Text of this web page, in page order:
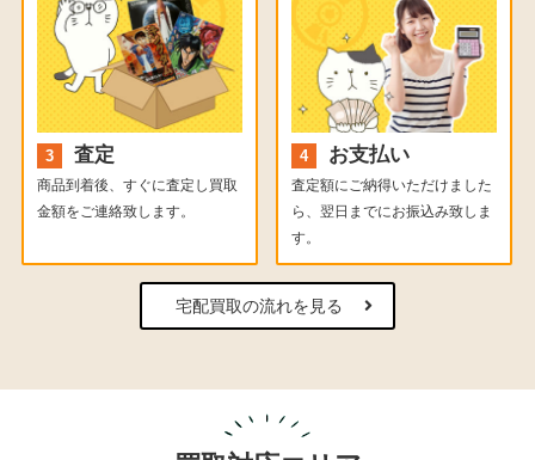
査定
商品到着後、すぐに査定し買取
金額をご連絡致します。
お支払い
査定額にご納得いただけました
ら、翌日までにお振込み致しま
す。
宅配買取の流れを見る